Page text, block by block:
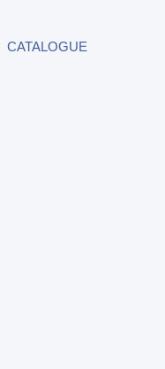
CATALOGUE